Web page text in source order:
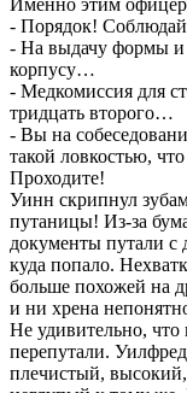
- Порядок!
- На выдачу формы
корпусу…
- Медкомиссия для
тридцать второго…
- Вы на
такой ловкостью,
Проходите!
Уинн скрипнул
путаницы! Из-за
документы путали с
куда попало.
больше похожей на
и ни хрена
Не удивительно, что
перепутали.
плечистый,